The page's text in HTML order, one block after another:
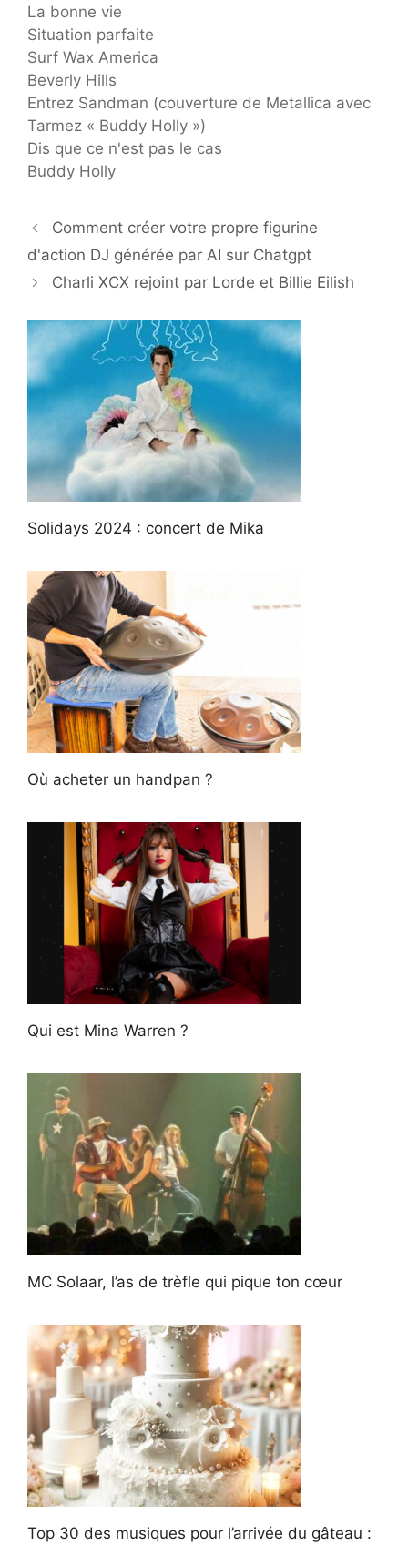
La bonne vie
Situation parfaite
Surf Wax America
Beverly Hills
Entrez Sandman (couverture de Metallica avec
Tarmez « Buddy Holly »)
Dis que ce n'est pas le cas
Buddy Holly
Comment créer votre propre figurine
d'action DJ générée par AI sur Chatgpt
Charli XCX rejoint par Lorde et Billie Eilish
Solidays 2024 : concert de Mika
Où acheter un handpan ?
Qui est Mina Warren ?
MC Solaar, l’as de trèfle qui pique ton cœur
Top 30 des musiques pour l’arrivée du gâteau :